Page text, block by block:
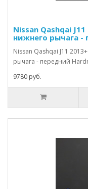
Nissan Qashqai
нижнего рычага -
Nissan Qashqai J11
рычага - передний
9780 руб.